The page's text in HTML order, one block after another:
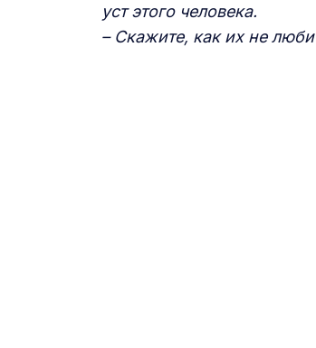
уст этого человека.
– Скажите, как их не